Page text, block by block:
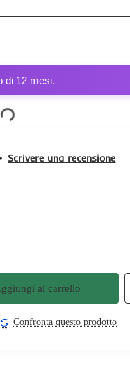
di 12 mesi.
Scrivere una recensione
al carrello
Confronta questo prodotto